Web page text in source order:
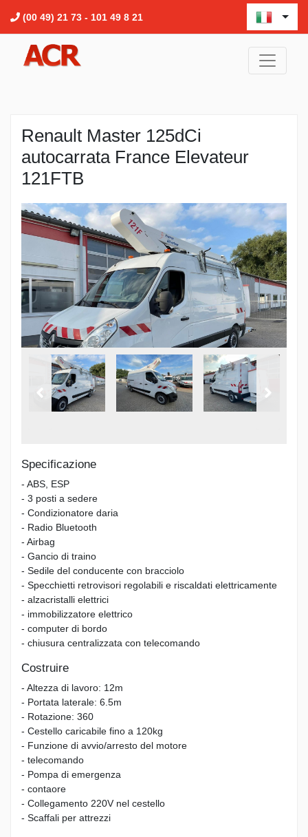
(00 49) 21 73 - 101 49 8 21
Renault Master 125dCi
autocarrata France Elevateur
121FTB
Specificazione
- ABS, ESP
- 3 posti a sedere
- Condizionatore daria
- Radio Bluetooth
- Airbag
- Gancio di traino
- Sedile del conducente con bracciolo
- Specchietti retrovisori regolabili e riscaldati elettricamente
- alzacristalli elettrici
- immobilizzatore elettrico
- computer di bordo
- chiusura centralizzata con telecomando
Costruire
- Altezza di lavoro: 12m
- Portata laterale: 6.5m
- Rotazione: 360
- Cestello caricabile fino a 120kg
- Funzione di avvio/arresto del motore
- telecomando
- Pompa di emergenza
- contaore
- Collegamento 220V nel cestello
- Scaffali per attrezzi